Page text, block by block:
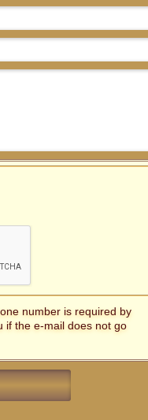
number is required by
if the e-mail does not go